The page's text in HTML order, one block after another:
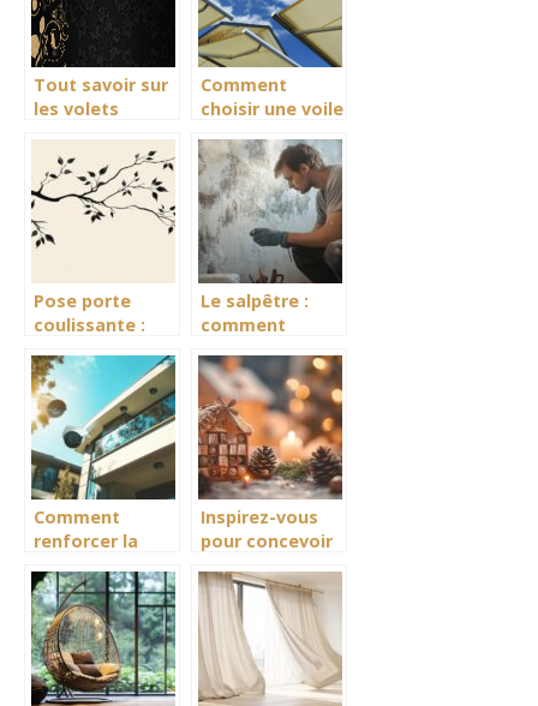
Tout savoir sur
les volets
Comment
choisir une voile
ideale pour
votre jardin ?
Pose porte
coulissante :
pratiques pour
optimiser
chaque
centimètre de
votre intérieur
Le salpêtre :
comment
ventilation
influencent son
apparition
Comment
renforcer la
votre maison
avec un
systeme de
videosurveillance
efficace
Inspirez-vous
pour concevoir
l’Avent unique
et créatif